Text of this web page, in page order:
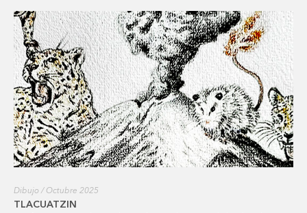
Dibujo / Octubre 2025
TLACUATZIN